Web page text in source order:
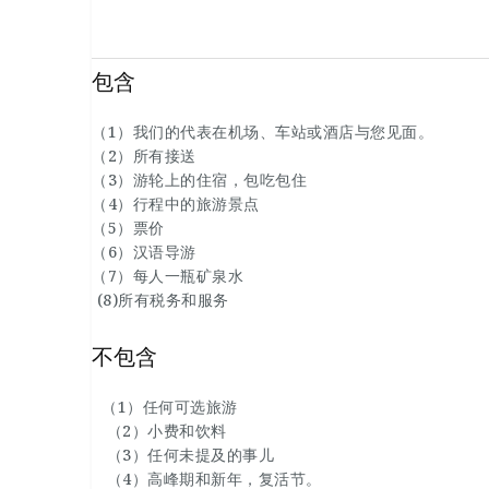
包含
（1）我们的代表在机场、车站或酒店与您见面。
（2）所有接送
（3）游轮上的住宿，包吃包住
（4）行程中的旅游景点
（5）票价
（6）汉语导游
（7）每人一瓶矿泉水
(8)所有税务和服务
不包含
（1）任何可选旅游
（2）小费和饮料
（3）任何未提及的事儿
（4）高峰期和新年，复活节。